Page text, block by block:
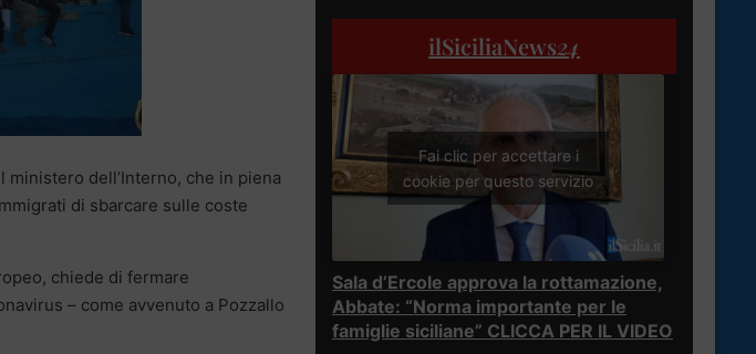
dell’Interno, che in piena
di sbarcare sulle coste
chiede di fermare
– come avvenuto a Pozzallo
ilSiciliaNews24
Fai clic per accettare i
cookie per questo servizio
Sala d’Ercole approva la rottamazione,
Abbate: “Norma importante per le
famiglie siciliane” CLICCA PER IL VIDEO